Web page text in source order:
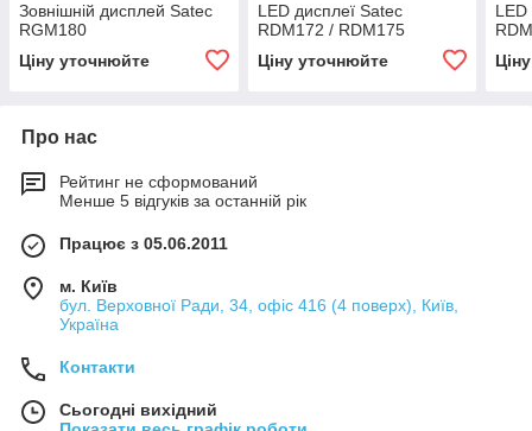
Зовнішній дисплей Satec
RGM180
Ціну уточнюйте
LED дисплеї Satec
RDM172 / RDM175
Ціну уточнюйте
LED
Про нас
Рейтинг не сформований
Менше 5 відгуків за останній рік
Працює з 05.06.2011
м. Київ
бул. Верховної Ради, 34, офіс 416 (4 поверх), Київ,
Україна
Контакти
Сьогодні вихідний